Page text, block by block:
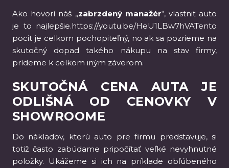
Ako hovorí náš „zabrzdený manažér“, vlastniť auto
je to najlepšie.https://youtu.be/HeU1LBw7hVATento
pocit je celkom pochopiteľný, no ak sa pozrieme na
skutočný dopad takého nákupu na stav firmy,
prídeme k celkom iným záverom.
SKUTOČNÁ CENA AUTA JE
ODLIŠNÁ OD CENOVKY V
SHOWROOME
Do nákladov, ktorú auto pre firmu predstavuje, si
totiž často zabúdame pripočítať veľké nevyhnutné
položky. Ukážeme si ich na príklade obľúbeného